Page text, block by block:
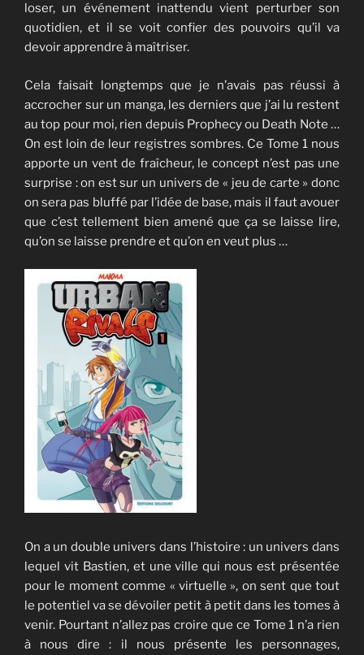
loser, un événement inattendu vient perturber son
quotidien, et il se voit confier des pouvoirs qu’il va
devoir apprendre à maîtriser.
Cela faisait longtemps que je n’avais pas réussi à
accrocher sur un manga, les derniers que j’ai lu restent
au top pour moi, rien depuis Prophecy ou Death Note …
On est loin de leur registres sombres. Ce Tome 1 nous
apporte un vent de fraîcheur, le concept n’est pas une
surprise : on est sur un univers de « jeu de carte » donc
on sera pas bluffé par l’idée de base, mais il faut avouer
que c’est tellement bien amené que ça se laisse lire,
qu’on se laisse prendre et qu’on en veut plus …
On a un double univers dans l’histoire : un univers dans
lequel vit Bastien, et une ville qui nous est présentée
pour le moment comme « virtuelle », on sent que tout
le potentiel va se dévoiler petit à petit dans les tomes à
venir. Pourtant n’allez pas croire que ce Tome 1 n’a rien
à nous dire : il nous présente les personnages,